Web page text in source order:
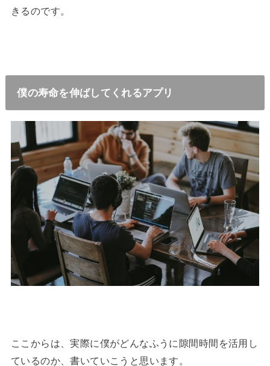
きるのです。
僕の寿命を伸ばしてくれるアプリ
ここからは、実際に僕がどんなふうに隙間時間を活用し
ているのか、書いていこうと思います。